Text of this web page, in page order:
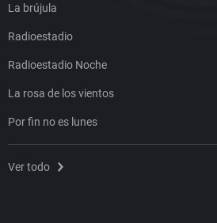
La brújula
Radioestadio
Radioestadio Noche
La rosa de los vientos
Por fin no es lunes
Ver todo